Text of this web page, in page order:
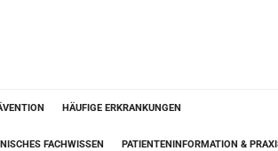
HÄUFIGE ERKRANKUNGEN
FACHWISSEN PATIENTENINFORMATION &